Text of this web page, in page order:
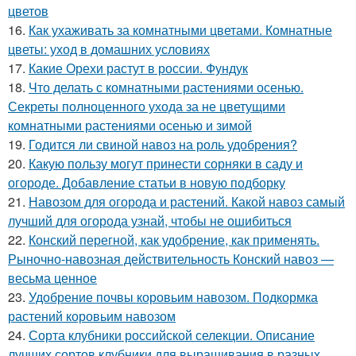
цветов
16. Как ухаживать за комнатными цветами. Комнатные
цветы: уход в домашних условиях
17. Какие Орехи растут в россии. Фундук
18. Что делать с комнатными растениями осенью.
Секреты полноценного ухода за не цветущими
комнатными растениями осенью и зимой
19. Годится ли свиной навоз на роль удобрения?
20. Какую пользу могут принести сорняки в саду и
огороде. Добавление статьи в новую подборку
21. Навозом для огорода и растений. Какой навоз самый
лучший для огорода узнай, чтобы не ошибиться
22. Конский перегной, как удобрение, как применять.
Рыночно-навозная действительность Конский навоз —
весьма ценное
23. Удобрение почвы коровьим навозом. Подкормка
растений коровьим навозом
24. Сорта клубники российской селекции. Описание